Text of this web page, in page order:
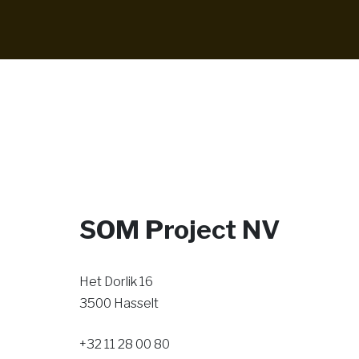
SOM Project NV
Het Dorlik 16
3500 Hasselt
+32 11 28 00 80